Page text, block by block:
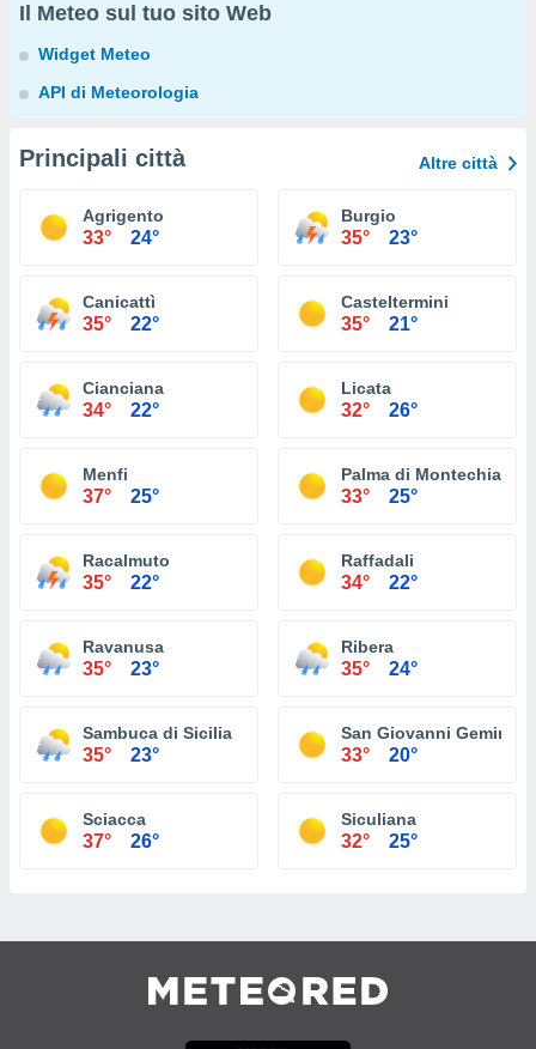
Il Meteo sul tuo sito Web
Widget Meteo
API di Meteorologia
Principali città Altre città
Agrigento
33° 24°
Burgio
35° 23°
Canicattì
35° 22°
Casteltermini
35° 21°
Cianciana
34° 22°
Licata
32° 26°
Menfi
37° 25°
Palma di Montechiaro
33° 25°
Racalmuto
35° 22°
Raffadali
34° 22°
Ravanusa
35° 23°
Ribera
35° 24°
Sambuca di Sicilia
35° 23°
San Giovanni Gemini
33° 20°
Sciacca
37° 26°
Siculiana
32° 25°